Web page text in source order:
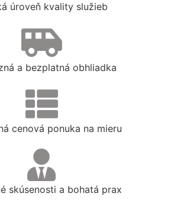
úroveň kvality služieb
a bezplatná obhliadka
cenová ponuka na mieru
skúsenosti a bohatá prax